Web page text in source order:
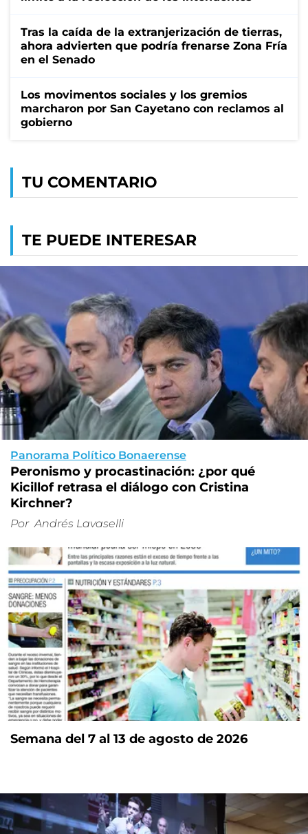
Tras la caída de la extranjerización de tierras,
ahora advierten que podría frenarse Zona Fría
en el Senado
Los movimentos sociales y los gremios
marcharon por San Cayetano con reclamos al
gobierno
TU COMENTARIO
TE PUEDE INTERESAR
Panorama Político Bonaerense
Peronismo y procastinación: ¿por qué
Kicillof retrasa el diálogo con Cristina
Kirchner?
Por Andrés Lavaselli
Semana del 7 al 13 de agosto de 2026